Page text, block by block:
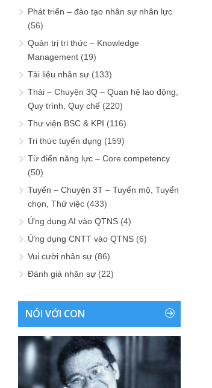
Phát triển – đào tạo nhân sự nhân lực
(56)
Quản trị tri thức – Knowledge
Management (19)
Tài liệu nhân sự (133)
Thải – Chuyện 3Q – Quan hệ lao động,
Quy trình, Quy chế (220)
Thư viện BSC & KPI (116)
Tri thức tuyển dụng (159)
Từ điển năng lực – Core competency
(50)
Tuyển – Chuyện 3T – Tuyển mộ, Tuyển
chọn, Thử việc (433)
Ứng dụng AI vào QTNS (4)
Ứng dụng CNTT vào QTNS (6)
Vui cười nhân sự (86)
Đánh giá nhân sự (22)
NÓI VỚI CON